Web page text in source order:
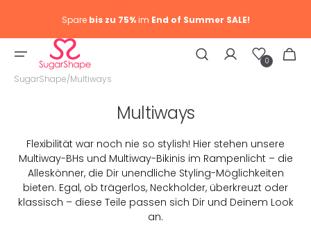
Sparebis zu 75%im End of Summer SALE!
Wunschliste
0 0
SugarShape/Multiways
Multiways
Flexibilität war noch nie so stylish! Hier stehen unsere
Multiway-BHs und Multiway-Bikinis im Rampenlicht – die
Alleskönner, die Dir unendliche Styling-Möglichkeiten
bieten. Egal, ob trägerlos, Neckholder, überkreuzt oder
klassisch – diese Teile passen sich Dir und Deinem Look
an.